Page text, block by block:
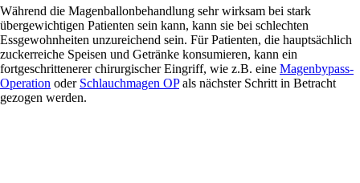
Während die Magenballonbehandlung sehr wirksam bei stark
übergewichtigen Patienten sein kann, kann sie bei schlechten
Essgewohnheiten unzureichend sein. Für Patienten, die hauptsächlich
zuckerreiche Speisen und Getränke konsumieren, kann ein
fortgeschrittenerer chirurgischer Eingriff, wie z.B. eine Magenbypass-
Operation oder Schlauchmagen OPals nächster Schritt in Betracht
gezogen werden.